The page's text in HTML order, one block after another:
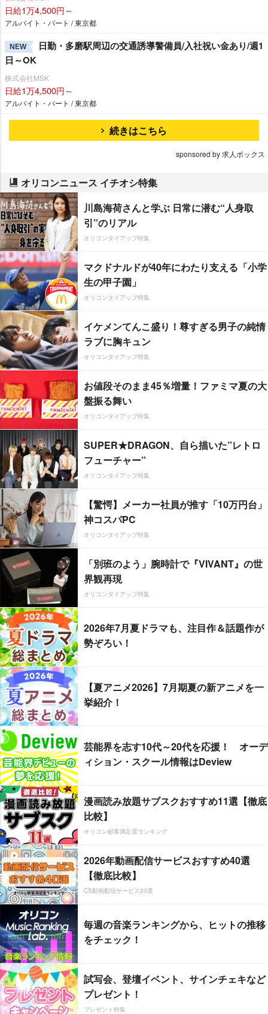
日給1万4,500円～
アルバイト・パート / 東京都
NEW
日勤・多磨駅周辺の交通誘導警備員/入社祝い金あり/週1
日～OK
株式会社MSK
日給1万4,500円～
アルバイト・パート / 東京都
続きはこちら
sponsored by 求人ボックス
オリコンニュース イチオシ特集
川島海荷さんと学ぶ 日常に潜む“人身取
引”のリアル
オリコンタイアップ特集
マクドナルドが40年にわたり支える「小学
生の甲子園」
オリコンタイアップ特集
イケメンてんこ盛り！尊すぎる男子の純情
ラブに胸キュン
オリコンタイアップ特集
お値段そのまま45％増量！ファミマ夏の大
盤振る舞い
オリコンタイアップ特集
SUPER★DRAGON、自ら描いた”レトロ
フューチャー”
オリコンタイアップ特集
【驚愕】メーカー社員が推す「10万円台」
神コスパPC
オリコンタイアップ特集
「別班のよう」腕時計で『VIVANT』の世
界観再現
オリコンタイアップ特集
2026年7月夏ドラマも、注目作＆話題作が
勢ぞろい！
【夏アニメ2026】7月期夏の新アニメを一
挙紹介！
芸能界を志す10代～20代を応援！ オーデ
ィション・スクール情報はDeview
漫画読み放題サブスクおすすめ11選【徹底
比較】
オリコン顧客満足度ランキング
2026年動画配信サービスおすすめ40選
【徹底比較】
CS動画配信サービス20選
毎週の音楽ランキングから、ヒットの推移
をチェック！
試写会、登壇イベント、サインチェキなど
プレゼント！
プレゼント特集